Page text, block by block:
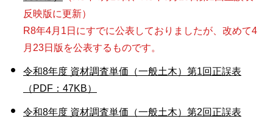
反映版に更新）
R8年4月1日にすでに公表しておりましたが、改めて4
月23日版を公表するものです。
令和8年度 資材調査単価（一般土木）第1回正誤表
（PDF：47KB）
令和8年度 資材調査単価（一般土木）第2回正誤表